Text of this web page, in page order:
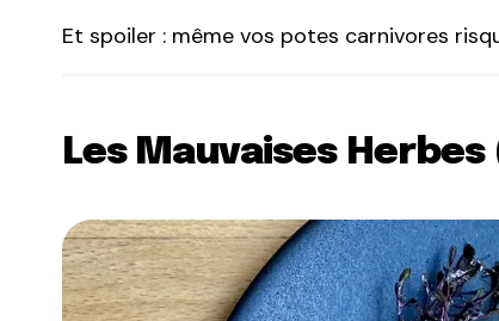
Et spoiler : même vos potes carnivores
Les Mauvaises Herbes